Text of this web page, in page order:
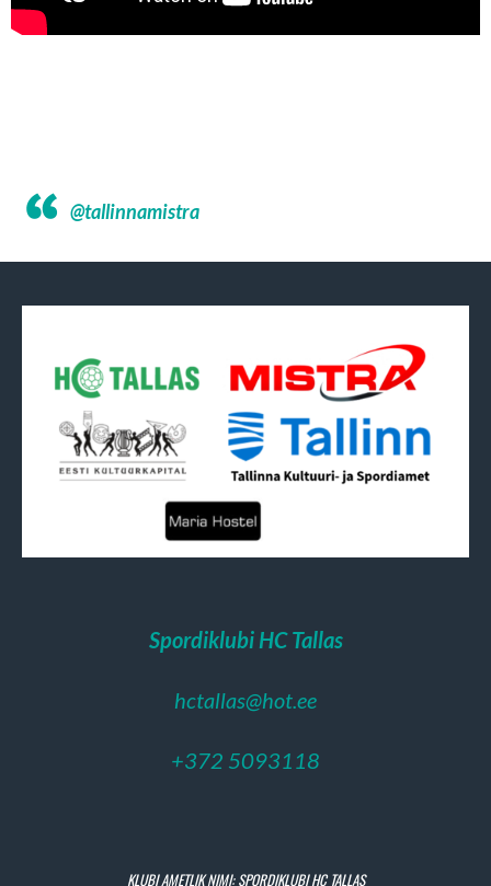
@tallinnamistra
Spordiklubi HC Tallas
hctallas@hot.ee
+372 5093118
KLUBI AMETLIK NIMI: SPORDIKLUBI HC TALLAS